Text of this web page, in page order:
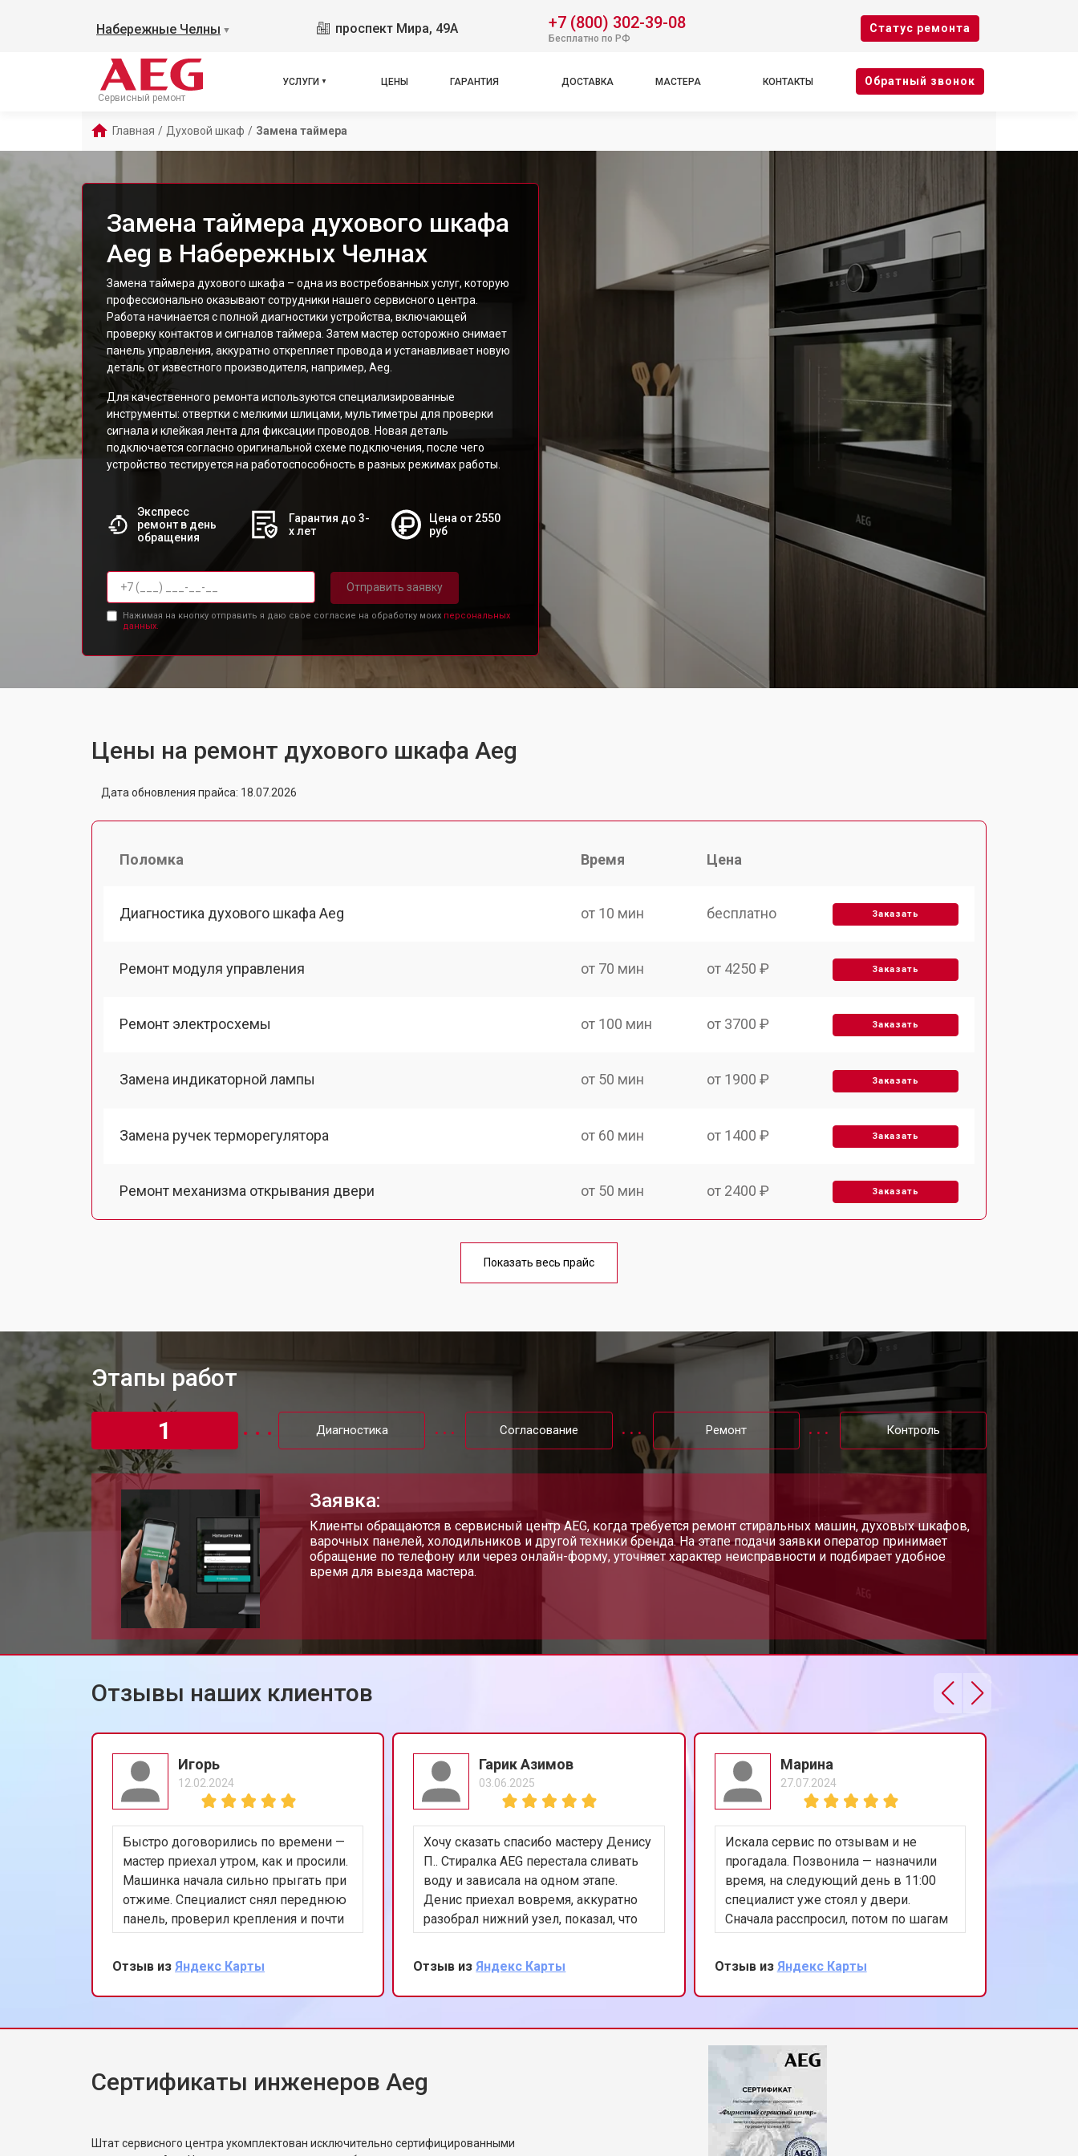
Набережные Челны ▼ проспект Мира, 49А +7 (800) 302-39-08
Бесплатно по РФ
Cтатус ремонта
Сервисный ремонт
УСЛУГИ ЦЕНЫ ГАРАНТИЯ ДОСТАВКА МАСТЕРА КОНТАКТЫ Oбратный звонок
Главная / Духовой шкаф / Замена таймера
Замена таймера духового шкафа
Aeg в Набережных Челнах
Замена таймера духового шкафа – одна из востребованных услуг, которую
профессионально оказывают сотрудники нашего сервисного центра.
Работа начинается с полной диагностики устройства, включающей
проверку контактов и сигналов таймера. Затем мастер осторожно снимает
панель управления, аккуратно открепляет провода и устанавливает новую
деталь от известного производителя, например, Aeg.
Для качественного ремонта используются специализированные
инструменты: отвертки с мелкими шлицами, мультиметры для проверки
сигнала и клейкая лента для фиксации проводов. Новая деталь
подключается согласно оригинальной схеме подключения, после чего
устройство тестируется на работоспособность в разных режимах работы.
Экспресс
ремонт в день
обращения
Гарантия до 3-
х лет
Цена от 2550
руб
Отправить заявку
Нажимая на кнопку отправить я даю свое согласие на обработку моих персональных
данных.
Цены на ремонт духового шкафа Aeg
Дата обновления прайса: 18.07.2026
Поломка Время Цена
Диагностика духового шкафа Aeg от 10 мин бесплатно Заказать
Ремонт модуля управления от 70 мин от 4250 ₽ Заказать
Ремонт электросхемы от 100 мин от 3700 ₽ Заказать
Замена индикаторной лампы от 50 мин от 1900 ₽ Заказать
Замена ручек терморегулятора от 60 мин от 1400 ₽ Заказать
Ремонт механизма открывания двери от 50 мин от 2400 ₽ Заказать
от 90 мин
от 50 мин Заказать
Замена панели управления от 120 мин от 4500 ₽ Заказать
Показать весь прайс
Этапы работ
1
Диагностика Согласование Ремонт Контроль
Заявка:
Клиенты обращаются в сервисный центр AEG, когда требуется ремонт стиральных машин, духовых шкафов,
варочных панелей, холодильников и другой техники бренда. На этапе подачи заявки оператор принимает
обращение по телефону или через онлайн-форму, уточняет характер неисправности и подбирает удобное
время для выезда мастера.
Отзывы наших клиентов
Игорь
12.02.2024
Быстро договорились по времени —
мастер приехал утром, как и просили.
Машинка начала сильно прыгать при
отжиме. Специалист снял переднюю
панель, проверил крепления и почти
сразу нашёл проблему в
амортизаторах. Заменил оба,
запустили тест на 1200 оборотах —
стоит ровно, шум минимальный. Дал
Жена сказала, что машинка будто
Отзыв из Яндекс Карты
Гарик Азимов
03.06.2025
Хочу сказать спасибо мастеру Денису
П.. Стиралка AEG перестала сливать
воду и зависала на одном этапе.
Денис приехал вовремя, аккуратно
разобрал нижний узел, показал, что
помпа заклинила из-за мусора.
Почистил, проверил датчик уровня,
запустил полоскание — всё работает.
Понравилось, что спокойно объяснял
Отзыв изЯндекс Карты
Марина
27.07.2024
Искала сервис по отзывам и не
прогадала. Позвонила — назначили
время, на следующий день в 11:00
специалист уже стоял у двери.
Сначала расспросил, потом по шагам
проверил машину. Нашёл
неисправность в замке люка,
озвучил цену и сразу сделал ремонт.
Через 25 минут машинка запускалась
довольна.
Отзыв из Яндекс Карты
Сертификаты инженеров Aeg
Штат сервисного центра укомплектован исключительно сертифицированными